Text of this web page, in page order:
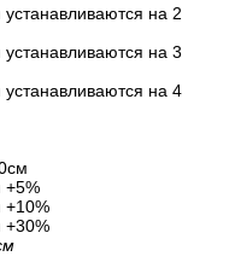
на 2
на 3
на 4
+5%
+10%
+30%